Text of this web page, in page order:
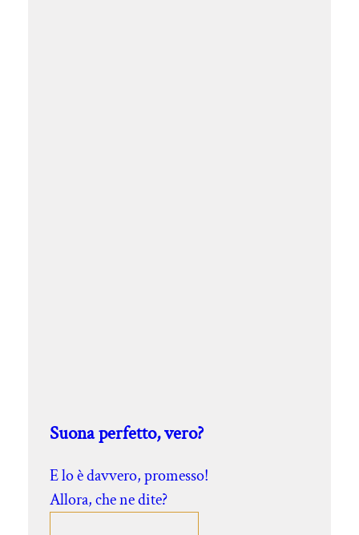
Suona perfetto, vero?
E lo è davvero, promesso!
Allora, che ne dite?